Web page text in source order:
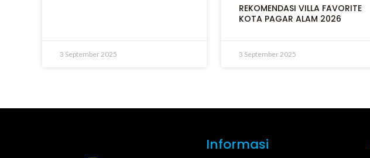
3 September 2025
REKOMENDASI VILLA FAVORITE
KOTA PAGAR ALAM 2026
3 September 2025
Informasi